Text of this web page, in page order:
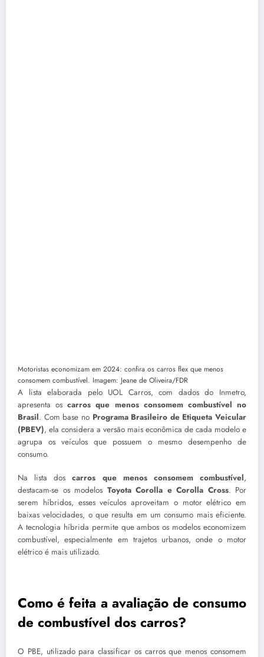
Motoristas economizam em 2024: confira os carros flex que menos
consomem combustível. Imagem: Jeane de Oliveira/FDR
A lista elaborada pelo UOL Carros, com dados do Inmetro,
apresenta oscarros que menos consomem combustível no
Brasil. Com base no Programa Brasileiro de Etiqueta Veicular
(PBEV), ela considera a versão mais econômica de cada modelo e
agrupa os veículos que possuem o mesmo desempenho de
consumo.
Na lista doscarros que menos consomem combustível,
destacam-se os modelos Toyota Corolla e Corolla Cross. Por
serem híbridos, esses veículos aproveitam o motor elétrico em
baixas velocidades, o que resulta em um consumo mais eficiente.
A tecnologia híbrida permite que ambos os modelos economizem
combustível, especialmente em trajetos urbanos, onde o motor
elétrico é mais utilizado.
Como é feita a avaliação de consumo
de combustível dos carros?
O PBE, utilizado para classificar os carros que menos consomem